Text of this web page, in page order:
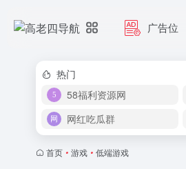
广告位
热门
58福利资源网
网红吃瓜群
首页 • 游戏 • 低端游戏